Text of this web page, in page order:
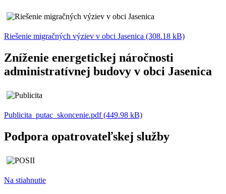
Riešenie migračných výziev v obci Jasenica (308.18 kB)
Zníženie energetickej náročnosti
administratívnej budovy v obci Jasenica
Publicita_putac_skoncenie.pdf (449.98 kB)
Podpora opatrovateľskej služby
Na stiahnutie